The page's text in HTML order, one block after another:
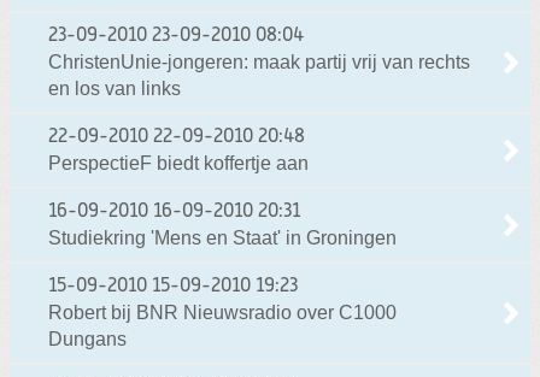
23-09-2010 23-09-2010 08:04
ChristenUnie-jongeren: maak partij vrij van rechts
en los van links
22-09-2010 22-09-2010 20:48
PerspectieF biedt koffertje aan
16-09-2010 16-09-2010 20:31
Studiekring 'Mens en Staat' in Groningen
15-09-2010 15-09-2010 19:23
Robert bij BNR Nieuwsradio over C1000
Dungans